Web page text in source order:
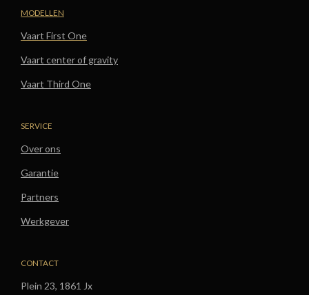
MODELLEN
Vaart First One
Vaart center of gravity
Vaart Third One
SERVICE
Over ons
Garantie
Partners
Werkgever
CONTACT
Plein 23, 1861 Jx